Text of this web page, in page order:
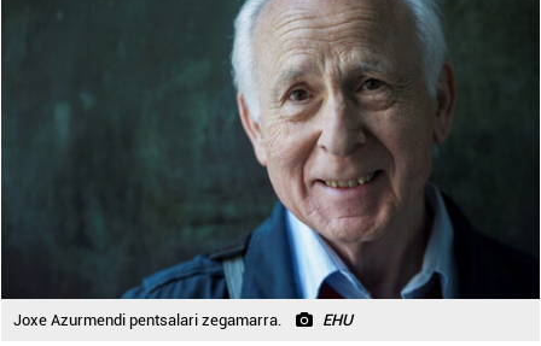
Joxe Azurmendi pentsalari zegamarra. EHU